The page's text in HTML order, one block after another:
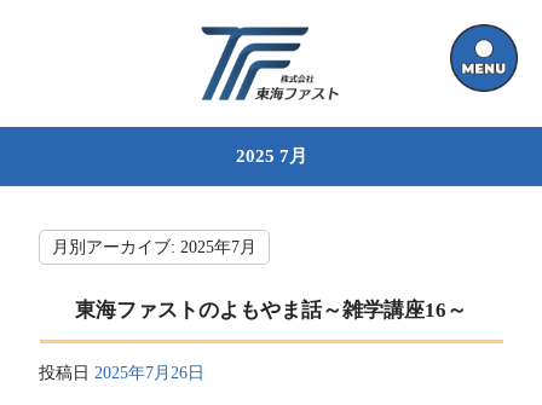
2025 7月
月別アーカイブ:2025年7月
東海ファストのよもやま話～雑学講座16～
投稿日 2025年7月26日